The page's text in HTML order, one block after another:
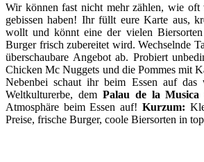
Wir können fast nicht mehr zählen, wie
gebissen haben! Ihr füllt eure Karte aus,
wollt und könnt eine der vielen
Burger frisch zubereitet wird. Wechselnde
überschaubare Angebot ab. Probiert
Chicken Mc Nuggets und die Pommes mit
Nebenbei schaut ihr beim Essen auf das
Weltkulturerbe, dem Palau de la Musica
Atmosphäre beim Essen auf! Kurzum:
Preise, frische Burger, coole Biersorten in